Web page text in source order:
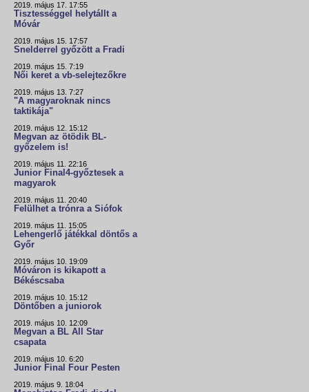
2019. május 17. 17:55
Tisztességgel helytállt a
Móvár
2019. május 15. 17:57
Snelderrel győzött a Fradi
2019. május 15. 7:19
Női keret a vb-selejtezőkre
2019. május 13. 7:27
"A magyaroknak nincs
taktikája"
2019. május 12. 15:12
Megvan az ötödik BL-
győzelem is!
2019. május 11. 22:16
Junior Final4-győztesek a
magyarok
2019. május 11. 20:40
Felülhet a trónra a Siófok
2019. május 11. 15:05
Lehengerlő játékkal döntős a
Győr
2019. május 10. 19:09
Móváron is kikapott a
Békéscsaba
2019. május 10. 15:12
Döntőben a juniorok
2019. május 10. 12:09
Megvan a BL All Star
csapata
2019. május 10. 6:20
Junior Final Four Pesten
2019. május 9. 18:04